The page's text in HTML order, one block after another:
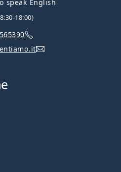
speak English
18:00)